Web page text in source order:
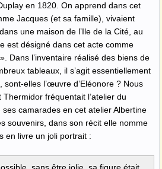
en 1820. On apprend dans cet
Jacques (et sa famille), vivaient
une maison de l’Ile de la Cité, au
est désigné dans cet acte comme
Dans l’inventaire réalisé des biens de
tableaux, il s’agit essentiellement
sont-elles l’œuvre d’Eléonore ? Nous
Thermidor fréquentait l’atelier du
ses camarades en cet atelier Albertine
souvenirs, dans son récit elle nomme
en livre un joli portrait :